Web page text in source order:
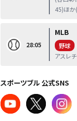
45)ほか
28:05
MLB
野球
アスレ
スポーツブル 公式SNS